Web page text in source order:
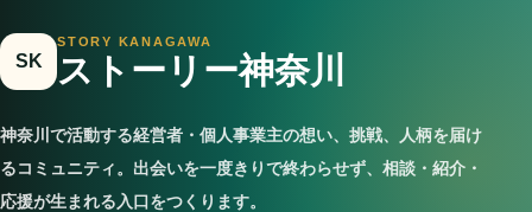
SK
STORY KANAGAWA
ストーリー神奈川
神奈川で活動する経営者・個人事業主の想い、挑戦、人柄を届け
るコミュニティ。出会いを一度きりで終わらせず、相談・紹介・
応援が生まれる入口をつくります。